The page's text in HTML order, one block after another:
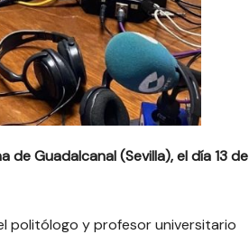
Guadalcanal (Sevilla), el día 13 de
politólogo y profesor universitario